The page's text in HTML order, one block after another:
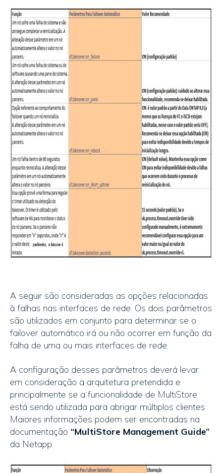
A seguir são consideradas as opções relacionadas
à falhas nas interfaces de rede. Os dois parâmetros
são utilizados em conjunto para determinar se o
failover automático irá ou não ocorrer em função da
falha de uma ou mais interfaces de rede.
A configuração desses parâmetros deverá levar
em consideração a arquitetura pretendida e
principalmente se a funcionalidade de MultiStore
está sendo utilizada para abrigar múltiplos clientes.
Maiores informações podem ser encontradas na
documentação “MultiStore Management Guide”
da Netapp.